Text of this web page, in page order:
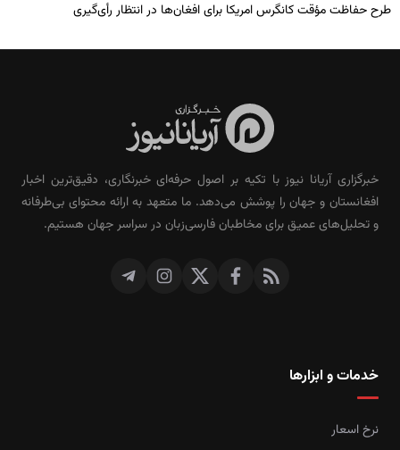
طرح حفاظت مؤقت کانگرس امریکا برای افغان‌ها در انتظار رأی‌گیری
خبرگزاری آریانا نیوز با تکیه بر اصول حرفه‌ای خبرنگاری، دقیق‌ترین اخبار
افغانستان و جهان را پوشش می‌دهد. ما متعهد به ارائه محتوای بی‌طرفانه
و تحلیل‌های عمیق برای مخاطبان فارسی‌زبان در سراسر جهان هستیم.
خدمات و ابزارها
نرخ اسعار